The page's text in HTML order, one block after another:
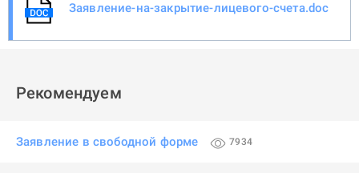
Заявление-на-закрытие-лицевого-счета.doc
Рекомендуем
Заявление в свободной форме 7934